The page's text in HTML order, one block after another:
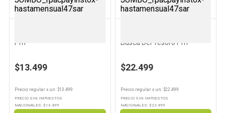
Prh
$13.499
Precio regular x un: $13.499
PRECIO SIN IMPUESTOS
NACIONALES: $ 13.499
Busca Del Tesoro Prh
$22.499
Precio regularx un: $22.499
PRECIO SIN IMPUESTOS
NACIONALES: $ 22.499